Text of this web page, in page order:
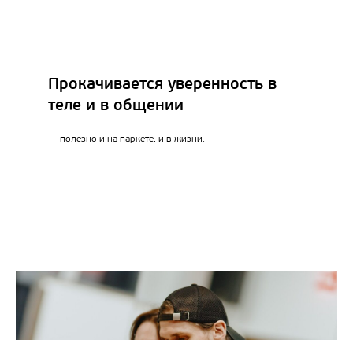
Прокачивается уверенность в
теле и в общении
— полезно и на паркете, и в жизни.